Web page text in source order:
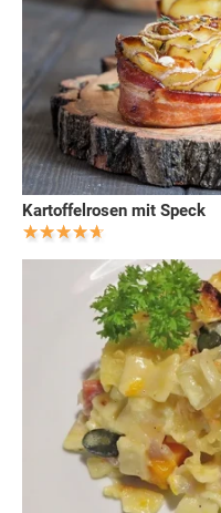
Kartoffelrosen mit Speck